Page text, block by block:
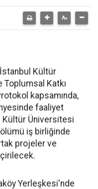
Kültür
Toplumsal Katkı
kapsamında,
faaliyet
Üniversitesi
iş birliğinde
projeler ve
Yerleşkesi'nde